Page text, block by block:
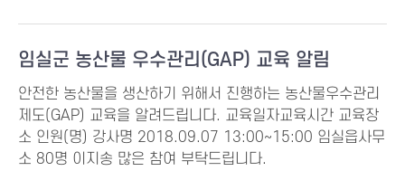
임실군 농산물 우수관리(GAP) 교육 알림
안전한 농산물을 생산하기 위해서 진행하는 농산물우수관리
제도(GAP) 교육을 알려드립니다. 교육일자교육시간 교육장
소 인원(명) 강사명 2018.09.07 13:00~15:00 임실읍사무
소 80명 이지송 많은 참여 부탁드립니다.